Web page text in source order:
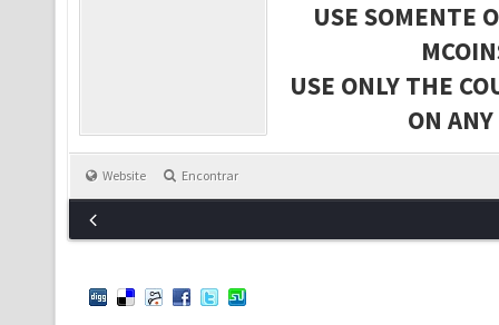
USE SOMENTE
USE ONLY THE
ON
Website Encontrar